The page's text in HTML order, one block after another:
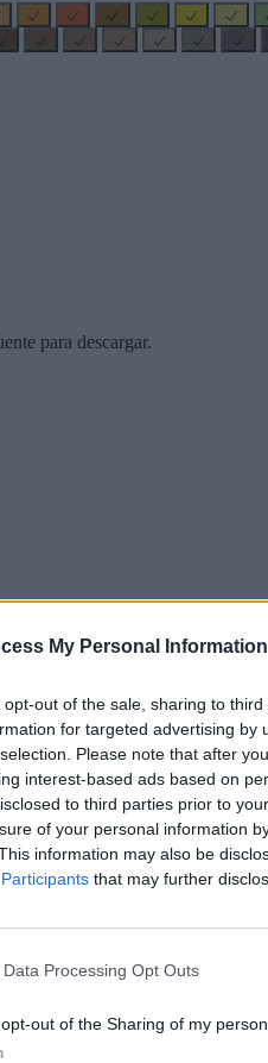
My Personal Information
opt-out of the sale, sharing to
for targeted advertising by
Please note that after
interest-based ads based on
to third parties prior to
of your personal information
information may also be
that may further
Data Processing Opt Outs
out of the Sharing of my
para descargar.